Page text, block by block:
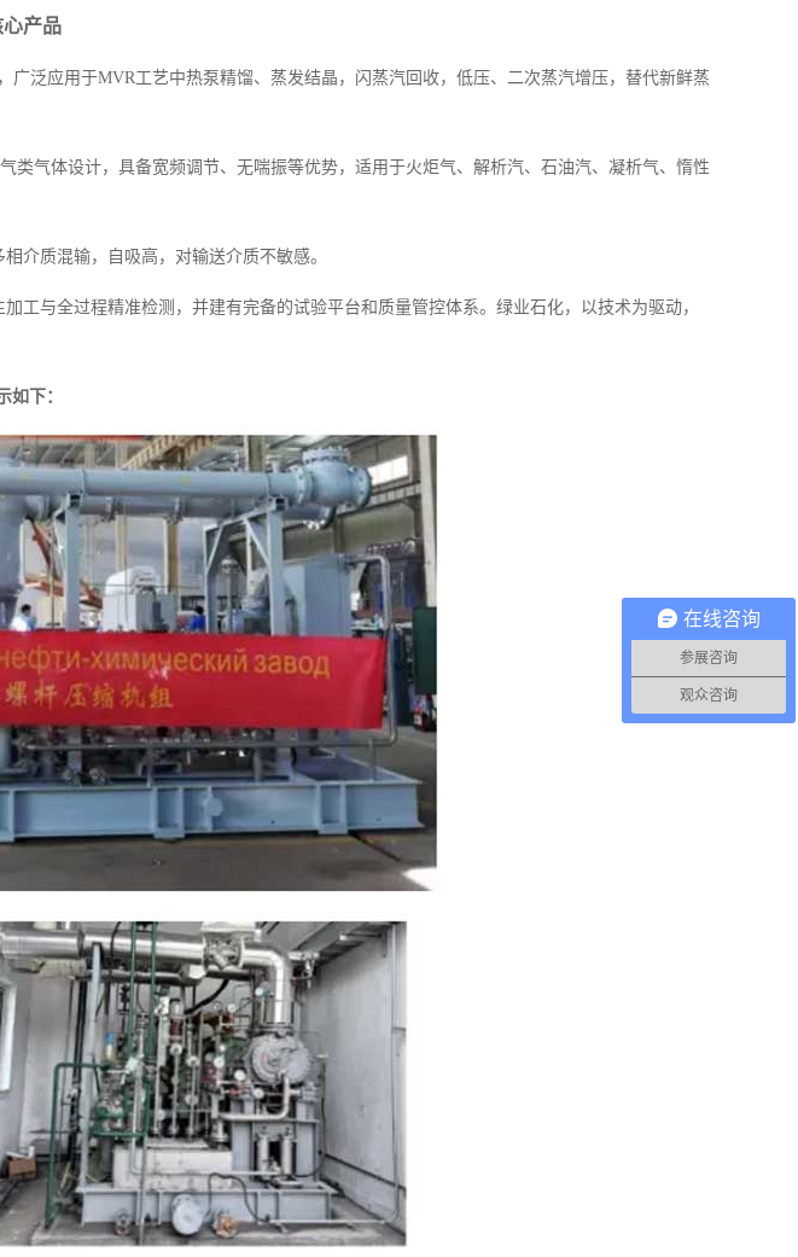
产品
泛应用于MVR工艺中热泵精馏、蒸发结晶，闪蒸汽回收，低压、二次蒸汽增压，替代新鲜蒸
气体设计，具备宽频调节、无喘振等优势，适用于火炬气、解析汽、石油汽、凝析气、惰性
介质混输，自吸高，对输送介质不敏感。
工与全过程精准检测，并建有完备的试验平台和质量管控体系。绿业石化，以技术为驱动，
如下：
在线咨询
参展咨询
观众咨询